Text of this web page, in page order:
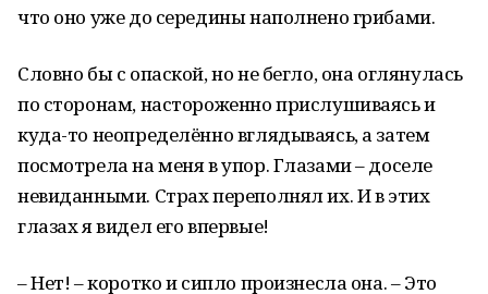
что оно уже до середины наполнено грибами.
Словно бы с опаской, но не бегло, она оглянулась
по сторонам, настороженно прислушиваясь и
куда-то неопределённо вглядываясь, а затем
посмотрела на меня в упор. Глазами – доселе
невиданными. Страх переполнял их. И в этих
глазах я видел его впервые!
– Нет! – коротко и сипло произнесла она. – Это